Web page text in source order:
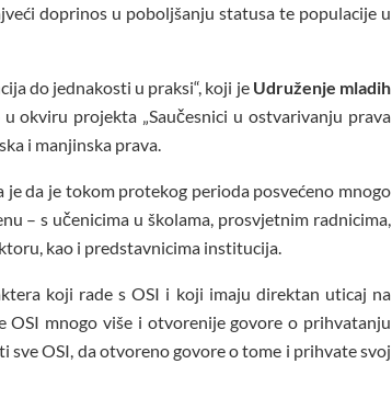
doprinos u poboljšanju statusa te populacije u
do jednakosti u praksi“, koji je Udruženje mladih
u okviru projekta „Saučesnici u ostvarivanju prava
i manjinska prava.
je da je tokom protekog perioda posvećeno mnogo
– s učenicima u školama, prosvjetnim radnicima,
kao i predstavnicima institucija.
koji rade s OSI i koji imaju direktan uticaj na
OSI mnogo više i otvorenije govore o prihvatanju
OSI, da otvoreno govore o tome i prihvate svoj